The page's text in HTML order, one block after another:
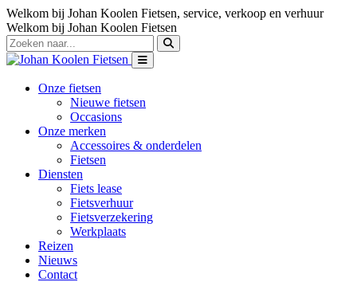
Welkom bij Johan Koolen Fietsen, service, verkoop en verhuur
Welkom bij Johan Koolen Fietsen
Onze fietsen
Nieuwe fietsen
Occasions
Onze merken
Accessoires & onderdelen
Fietsen
Diensten
Fiets lease
Fietsverhuur
Fietsverzekering
Werkplaats
Reizen
Nieuws
Contact